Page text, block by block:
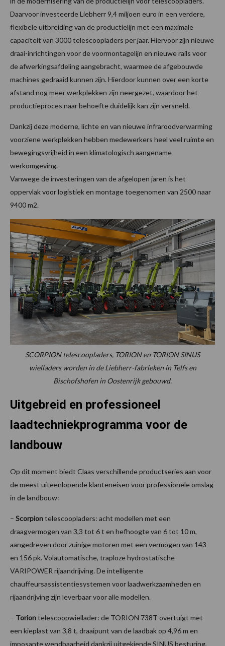
Daarvoor investeerde Liebherr 9,4 miljoen euro in een verdere,
flexibele uitbreiding van de productielijn met een maximale
capaciteit van 3000 telescoopladers per jaar. Hiervoor zijn nieuwe
draai-inrichtingen voor de voormontagelijn en nieuwe rails voor
de afwerkingsafdeling aangebracht, waarmee de afgebouwde
machines gedraaid kunnen zijn. Hierdoor kunnen over een korte
afstand nog meer werkplekken zijn neergezet, waardoor het
productieproces naar behoefte duidelijk kan zijn versneld.
Dankzij deze moderne, lichte en van nieuwe infraroodverwarming
voorziene werkplekken hebben medewerkers heel veel ruimte en
bewegingsvrijheid in een klimatologisch aangename
werkomgeving.
Vanwege de investeringen van de afgelopen jaren is het
oppervlak voor logistiek en montage toegenomen van 2500 naar
9400 m2.
SCORPION telescoopladers, TORION en TORION SINUS
wielladers worden in de Liebherr-fabrieken in Telfs en
Bischofshofen in Oostenrijk gebouwd.
Uitgebreid en professioneel
laadtechniekprogramma voor de
landbouw
Op dit moment biedt Claas verschillende productseries aan voor
de meest uiteenlopende klanteneisen voor professionele omslag
in de landbouw:
– Scorpiontelescoopladers: acht modellen met een
draagvermogen van 3,3 tot 6 t en hefhoogte van 6 tot 10 m,
aangedreven door zuinige motoren met een vermogen van 143
en 156 pk. Volautomatische, traploze hydrostatische
VARIPOWER rijaandrijving. De intelligente
chauffeursassistentiesystemen voor laadwerkzaamheden en
rijaandrijving zijn leverbaar voor alle modellen.
– Toriontelescoopwiellader: de TORION 738T overtuigt met
een kieplast van 3,8 t, draaipunt van de laadbak op 4,96 m en
imposante wendbaarheid dankzij uitgekiende SINUS besturing,